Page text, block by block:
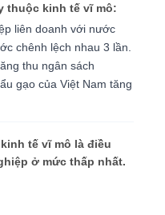
thuộc kinh tế vĩ mô:
liên doanh với nước
chênh lệch nhau 3 lần.
thu ngân sách
gạo của Việt Nam tăng
tế vĩ mô là điều
ở mức thấp nhất.